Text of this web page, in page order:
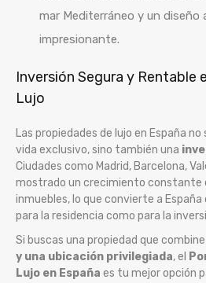
mar Mediterráneo y un diseño
impresionante.
Inversión Segura y Rentable
Lujo
Las propiedades de lujo en España
vida exclusivo, sino también una
Ciudades como Madrid, Barcelona,
mostrado un crecimiento constante
inmuebles, lo que convierte a
para la residencia como para la
Si buscas una propiedad que combine
y una ubicación privilegiada, el
Lujo en España es tu mejor opción